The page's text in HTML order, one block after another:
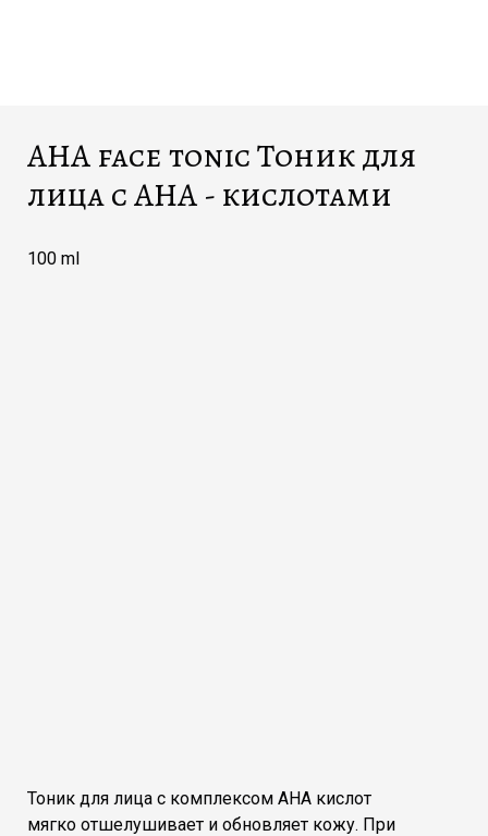
Тоник для лица с комплексом AHA кислот
мягко отшелушивает и обновляет кожу. При
100 ml
AHA face tonic Тоник для
лица с AHA - кислотами